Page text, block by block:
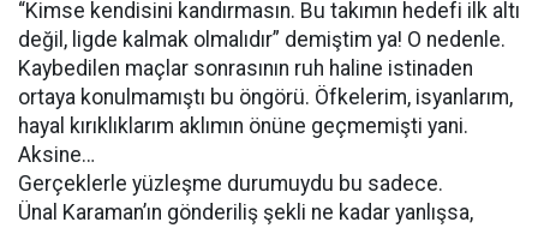
“Kimse kendisini kandırmasın. Bu takımın hedefi ilk altı
değil, ligde kalmak olmalıdır” demiştim ya! O nedenle.
Kaybedilen maçlar sonrasının ruh haline istinaden
ortaya konulmamıştı bu öngörü. Öfkelerim, isyanlarım,
hayal kırıklıklarım aklımın önüne geçmemişti yani.
Aksine…
Gerçeklerle yüzleşme durumuydu bu sadece.
Ünal Karaman’ın gönderiliş şekli ne kadar yanlışsa,